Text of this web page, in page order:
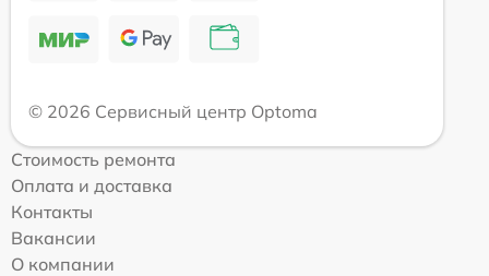
© 2026 Сервисный центр Optoma
Стоимость ремонта
Оплата и доставка
Контакты
Вакансии
О компании